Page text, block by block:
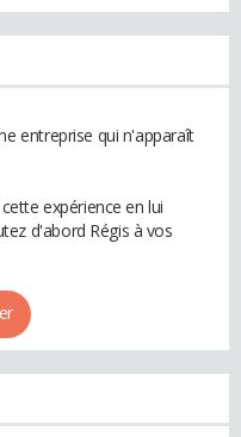
entreprise qui n'apparaît
expérience en lui
d'abord Régis à vos